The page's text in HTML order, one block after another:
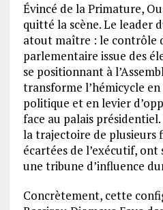
Évincé de la Primature,
quitté la scène. Le leader
atout maître : le contrôle
parlementaire issue des
se positionnant à
transforme l’hémicycle
politique et en levier
face au palais
la trajectoire de plusieurs
écartées de l’exécutif,
une tribune d’influence
Concrètement, cette